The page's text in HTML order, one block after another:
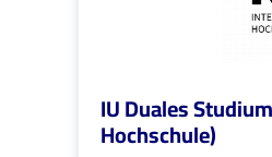
IU Duales
Hochschule)